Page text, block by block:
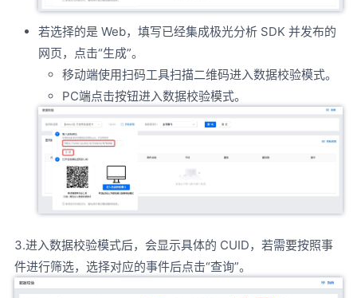
若选择的是 Web，填写已经集成极光分析 SDK 并发布的
网页，点击“生成”。
移动端使用扫码工具扫描二维码进入数据校验模式。
PC端点击按钮进入数据校验模式。
3.进入数据校验模式后，会显示具体的 CUID，若需要按照事
件进行筛选，选择对应的事件后点击“查询”。